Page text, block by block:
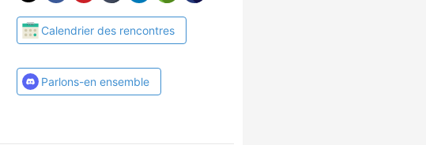
Calendrier des rencontres
Parlons-en ensemble